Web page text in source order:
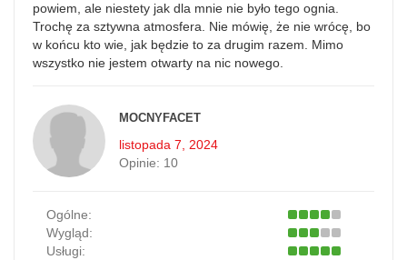
powiem, ale niestety jak dla mnie nie było tego ognia.
Trochę za sztywna atmosfera. Nie mówię, że nie wrócę, bo
w końcu kto wie, jak będzie to za drugim razem. Mimo
wszystko nie jestem otwarty na nic nowego.
MOCNYFACET
listopada 7, 2024
Opinie: 10
Ogólne:
Wygląd:
Usługi: